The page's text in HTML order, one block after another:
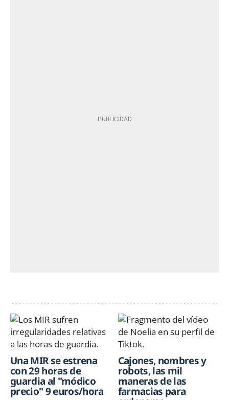
Una MIR se estrena
con 29 horas de
guardia al "módico
precio" 9 euros/hora
Cajones, nombres y
robots, las mil
maneras de las
farmacias para